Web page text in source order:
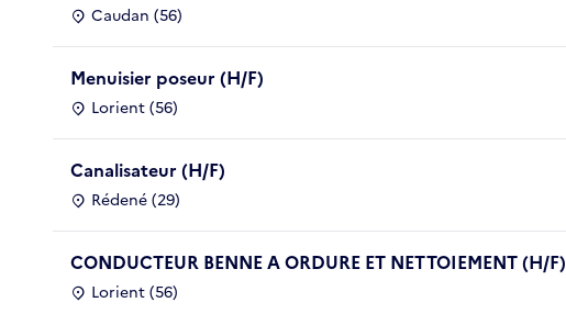
Caudan (56)
Menuisier poseur (H/F)
Lorient (56)
Canalisateur (H/F)
Rédené (29)
CONDUCTEUR BENNE A ORDURE ET NETTOIEMENT (H/F)
Lorient (56)